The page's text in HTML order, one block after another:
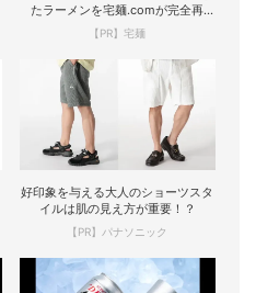
たラーメンを宅麺.comが完全再
現！
【PR】宅麺
好印象を与える大人のショーツスタ
イルは肌の見え方が重要！？
【PR】パナソニック